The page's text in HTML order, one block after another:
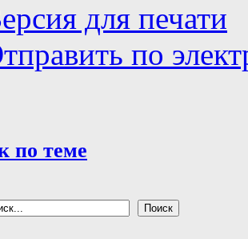
для печати
по
по теме